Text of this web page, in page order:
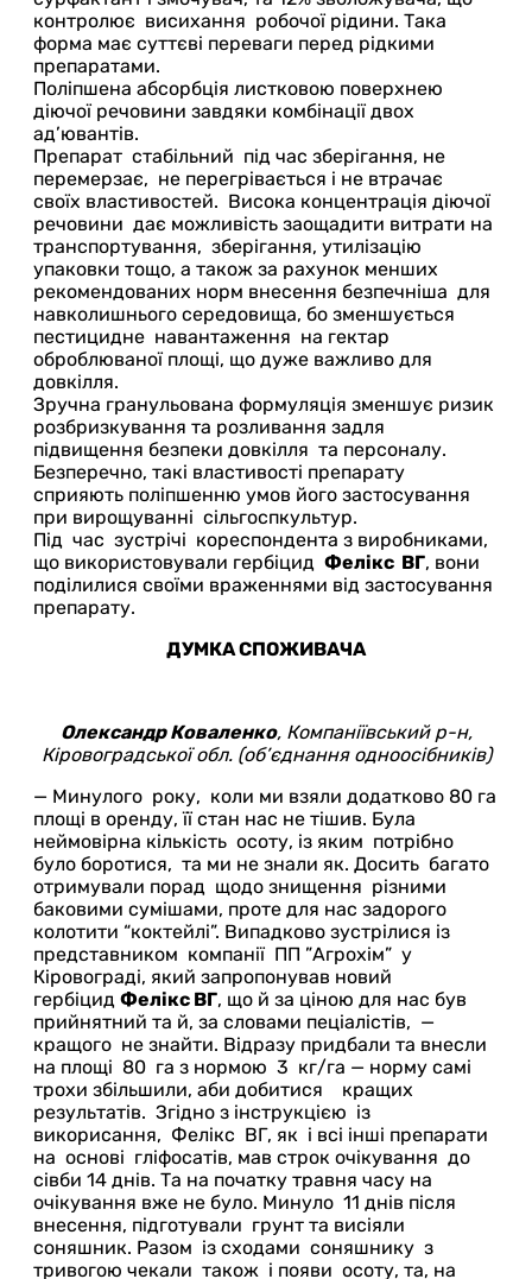
контролює висихання робочої рідини. Така
форма має суттєві переваги перед рідкими
препаратами.
Поліпшена абсорбція листковою поверхнею
діючої речовини завдяки комбінації двох
ад’ювантів.
Препарат стабільний під час зберігання, не
перемерзає, не перегрівається і не втрачає
своїх властивостей. Висока концентрація діючої
речовини дає можливість заощадити витрати на
транспортування, зберігання, утилізацію
упаковки тощо, а також за рахунок менших
рекомендованих норм внесення безпечніша для
навколишнього середовища, бо зменшується
пестицидне навантаження на гектар
оброблюваної площі, що дуже важливо для
довкілля.
Зручна гранульована формуляція зменшує ризик
розбризкування та розливання задля
підвищення безпеки довкілля та персоналу.
Безперечно, такі властивості препарату
сприяють поліпшенню умов його застосування
при вирощуванні сільгоспкультур.
Під час зустрічі кореспондента з виробниками,
що використовували гербіцид Фелікс ВГ, вони
поділилися своїми враженнями від застосування
препарату.
ДУМКА СПОЖИВАЧА
Олександр Коваленко, Компаніївський р-н,
Кіровоградської обл. (об’єднання одноосібників)
— Минулого року, коли ми взяли додатково 80 га
площі в оренду, її стан нас не тішив. Була
неймовірна кількість осоту, із яким потрібно
було боротися, та ми не знали як. Досить багато
отримували порад щодо знищення різними
баковими сумішами, проте для нас задорого
колотити “коктейлі”. Випадково зустрілися із
представником компанії ПП ”Агрохім” у
Кіровограді, який запропонував новий
гербіцид Фелікс ВГ, що й за ціною для нас був
прийнятний та й, за словами пеціалістів, —
кращого не знайти. Відразу придбали та внесли
на площі 80 га з нормою 3 кг/га — норму самі
трохи збільшили, аби добитися кращих
результатів. Згідно з інструкцією із
викорисання, Фелікс ВГ, як і всі інші препарати
на основі гліфосатів, мав строк очікування до
сівби 14 днів. Та на початку травня часу на
очікування вже не було. Минуло 11 днів після
внесення, підготували грунт та висіяли
соняшник. Разом із сходами соняшнику з
тривогою чекали також і появи осоту, та, на